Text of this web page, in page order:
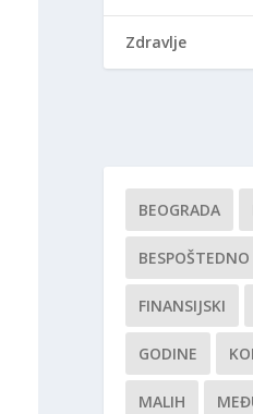
Zdravlje
BEOGRADA
BESPOŠTEDNO
FINANSIJSKI
GODINE
MALIH